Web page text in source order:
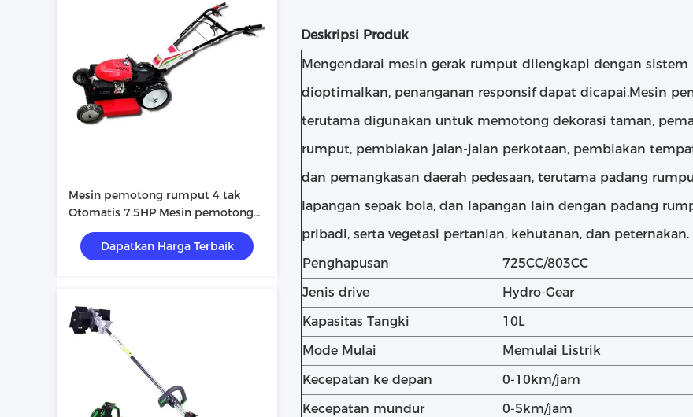
Mesin pemotong rumput 4 tak
Otomatis 7.5HP Mesin pemotong
rumput pertanian
Dapatkan Harga Terbaik
Deskripsi Produk
Mengendarai mesin gerak rumput dilengkapi dengan sistem
dioptimalkan, penanganan responsif dapat dicapai.Mesin
terutama digunakan untuk memotong dekorasi taman,
rumput, pembiakan jalan-jalan perkotaan, pembiakan
dan pemangkasan daerah pedesaan, terutama padang
lapangan sepak bola, dan lapangan lain dengan padang
pribadi, serta vegetasi pertanian, kehutanan, dan peternakan.
Penghapusan
725CC/803CC
Jenis drive
Hydro-Gear
Kapasitas Tangki
10L
Mode Mulai
Memulai Listrik
Kecepatan ke depan
0-10km/jam
Kecepatan mundur
0-5km/jam